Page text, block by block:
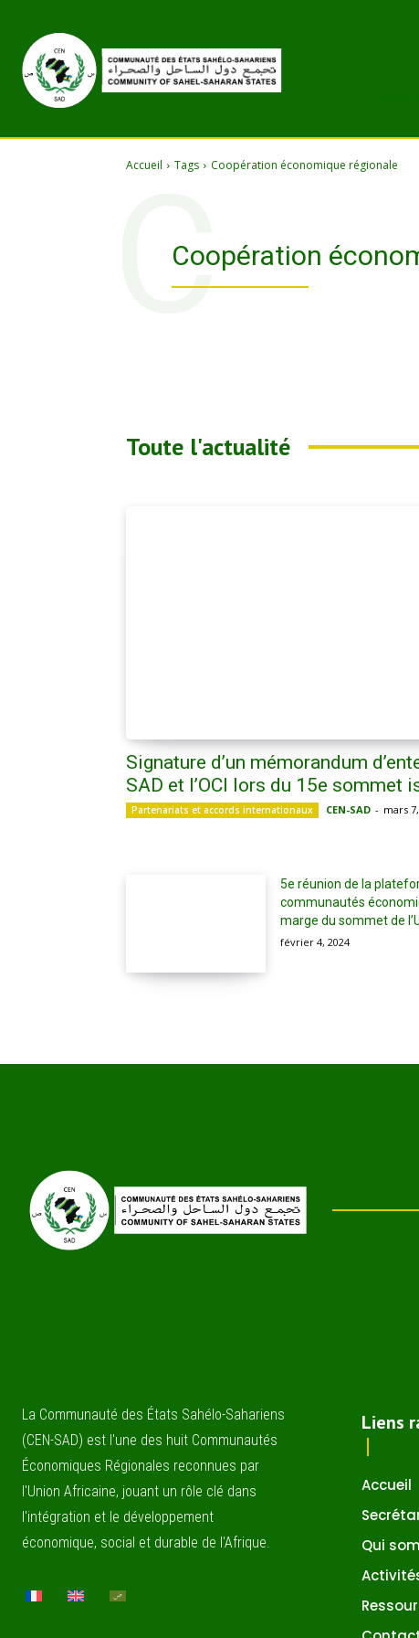
Accueil Tags Coopération économique régionale
Coopération
C
Toute l'actualité
Signature d’un mémorandum
SAD et l’OCI lors du 15e sommet
Partenariats et accords internationaux CEN-SAD - mars
5e réunion de la
communautés
marge du sommet de
février 4, 2024
La Communauté des États Sahélo-Sahariens
(CEN-SAD) est l'une des huit Communautés
Économiques Régionales reconnues par
l'Union Africaine, jouant un rôle clé dans
l'intégration et le développement
économique, social et durable de l'Afrique.
Liens
Accueil
Qui